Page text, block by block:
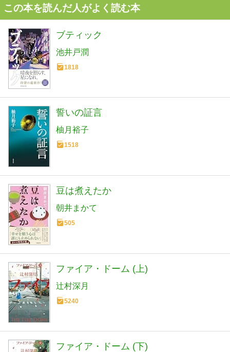
この本を読んだ人がよく読む本
ブティック
池井戸潤
1818
誓いの証言
柚月裕子
1518
豆は煮えたか
朝井まかて
505
ファイア・ドーム (上)
辻村深月
5240
ファイア・ドーム (下)